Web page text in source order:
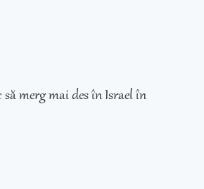
merg mai des în Israel în